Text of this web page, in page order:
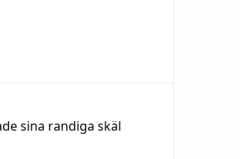
sina randiga skäl